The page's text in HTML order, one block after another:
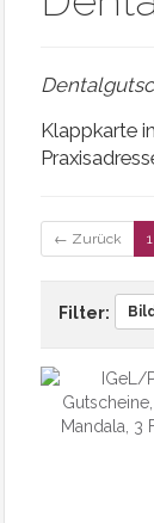
Klappkarte
← Zurück 1
Filter: